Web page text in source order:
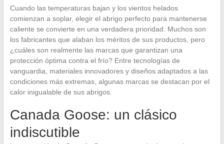
Cuando las temperaturas bajan y los vientos helados
comienzan a soplar, elegir el abrigo perfecto para mantenerse
caliente se convierte en una verdadera prioridad. Muchos son
los fabricantes que alaban los méritos de sus productos, pero
¿cuáles son realmente las marcas que garantizan una
protección óptima contra el frío? Entre tecnologías de
vanguardia, materiales innovadores y diseños adaptados a las
condiciones más extremas, algunas marcas se destacan por el
calor inigualable de sus abrigos.
Canada Goose: un clásico
indiscutible